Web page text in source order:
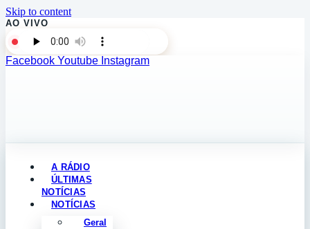
Skip to content
AO VIVO
Facebook Youtube Instagram
A RÁDIO
ÚLTIMAS
NOTÍCIAS
NOTÍCIAS
Geral